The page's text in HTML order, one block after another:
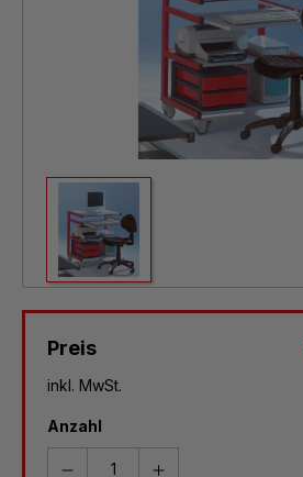
Preis
inkl. MwSt.
Anzahl